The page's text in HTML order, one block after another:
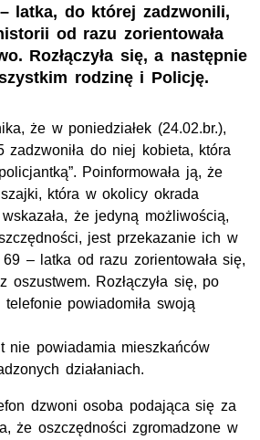
latka, do której zadzwonili,
od razu zorientowała
Rozłączyła się, a następnie
rodzinę i Policję.
że w poniedziałek (24.02.br.),
zadzwoniła do niej kobieta, która
Poinformowała ją, że
która w okolicy okrada
że jedyną możliwością,
jest przekazanie ich w
– latka od razu zorientowała się,
Rozłączyła się, po
powiadomiła swoją
nie powiadamia mieszkańców
działaniach.
dzwoni osoba podająca się za
że oszczędności zgromadzone w